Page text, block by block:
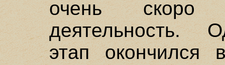
очень скоро
деятельность.
этап окончился